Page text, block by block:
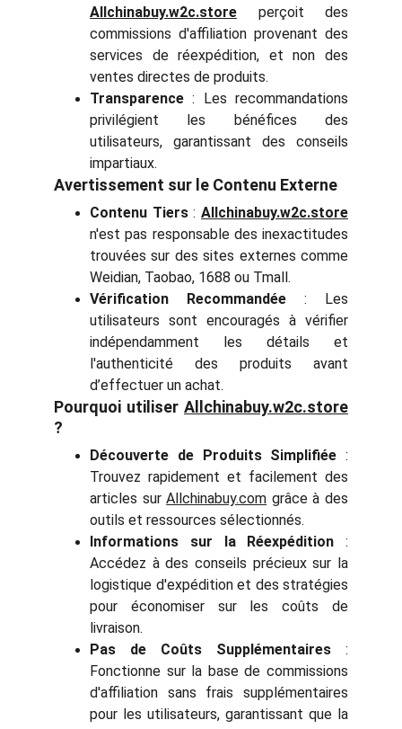
Allchinabuy.w2c.store perçoit des
commissions d'affiliation provenant des
services de réexpédition, et non des
ventes directes de produits.
Transparence : Les recommandations
privilégient les bénéfices des
utilisateurs, garantissant des conseils
impartiaux.
Avertissement sur le Contenu Externe
Contenu Tiers:Allchinabuy.w2c.store
n'est pas responsable des inexactitudes
trouvées sur des sites externes comme
Weidian, Taobao, 1688 ou Tmall.
Vérification Recommandée : Les
utilisateurs sont encouragés à vérifier
indépendamment les détails et
l'authenticité des produits avant
d’effectuer un achat.
Pourquoi utiliser Allchinabuy.w2c.store
?
Découverte de Produits Simplifiée :
Trouvez rapidement et facilement des
articles surAllchinabuy.com grâce à des
outils et ressources sélectionnés.
Informations sur la Réexpédition :
Accédez à des conseils précieux sur la
logistique d'expédition et des stratégies
pour économiser sur les coûts de
livraison.
Pas de Coûts Supplémentaires :
Fonctionne sur la base de commissions
d'affiliation sans frais supplémentaires
pour les utilisateurs, garantissant que la